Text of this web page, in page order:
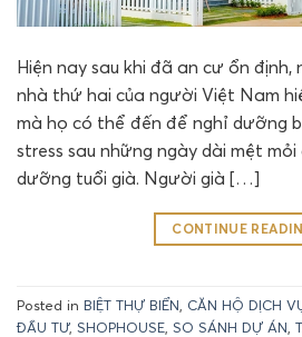
Hiện nay sau khi đã an cư ổn định,
nhà thứ hai của người Việt Nam
mà họ có thể đến để nghỉ dưỡng
stress sau những ngày dài mệt
dưỡng tuổi già. Người già […]
CONTINUE
Posted in BIỆT THỰ BIỂN CĂN HỘ DỊCH
ĐẦU TƯ, SHOPHOUSE SO SÁNH DỰ ÁN